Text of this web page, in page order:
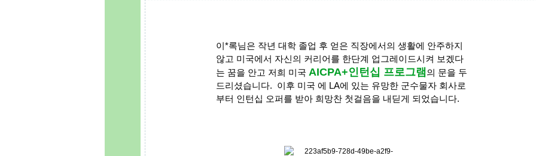
이*록님은 작년 대학 졸업 후 얻은 직장에서의 생활에 안주하지
않고 미국에서 자신의 커리어를 한단계 업그레이드시켜 보겠다
는 꿈을 안고 저희 미국 AICPA+인턴십 프로그램의 문을 두
드리셨습니다. 이후 미국 에 LA에 있는 유망한 군수물자 회사로
부터 인턴십 오퍼를 받아 희망찬 첫걸음을 내딛게 되었습니다.